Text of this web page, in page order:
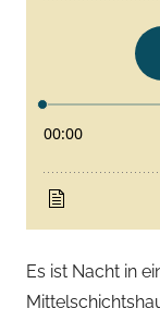
Es ist Nacht in